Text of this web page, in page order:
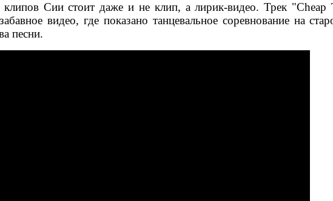
клипов Сии стоит даже и не клип, а лирик-видео. Трек
видео, где показано танцевальное соревнование на
песни.